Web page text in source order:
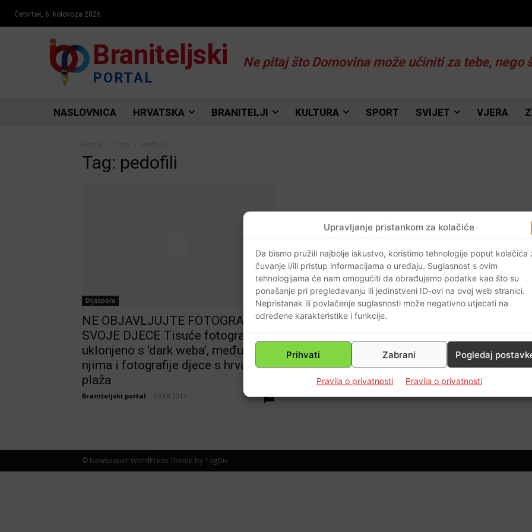
Upravljanje pristankom za kolačiće
Da bismo pružili najbolje iskustvo, koristimo tehnologije poput kolačića
čuvanje i/ili pristup informacijama o uređaju. Suglasnost s ovim
tehnologijama će nam omogućiti da obrađujemo podatke kao što su
ponašanje pri pregledavanju ili jedinstveni ID-ovi na ovoj web stranici.
Nepristanak ili povlačenje suglasnosti može negativno utjecati na
određene karakteristike i funkcije.
Prihvati Zabrani Pogledaj
Pravila o privatnosti Pravila o privatnosti
Četvrtak, 6. kolovoza 2026.
Braniteljski
PORTAL
Ne pitaj što Domovina može učiniti za tebe, nego
NASLOVNICA HRVATSKA BRANITELJI KULTURA SPORT SVIJET VJERA
Tag: pedofili
Dijaspora
NE OBJAVLJUJTE FOTOGRAFIJE
SVOJE DJECE Tisuće fotografija
uklonjeno s ‘dark weba’, među
njima i fotografije djece s hrvatskih
plaža
Braniteljski portal 03.08.2017 0
© Newspaper WordPress Theme by TagDiv